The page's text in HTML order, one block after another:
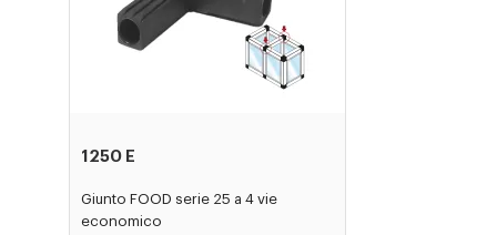
1250 E
Giunto FOOD serie 25 a 4 vie
economico